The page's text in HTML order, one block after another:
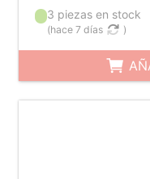
3 piezas en stock
(hace 7 días )